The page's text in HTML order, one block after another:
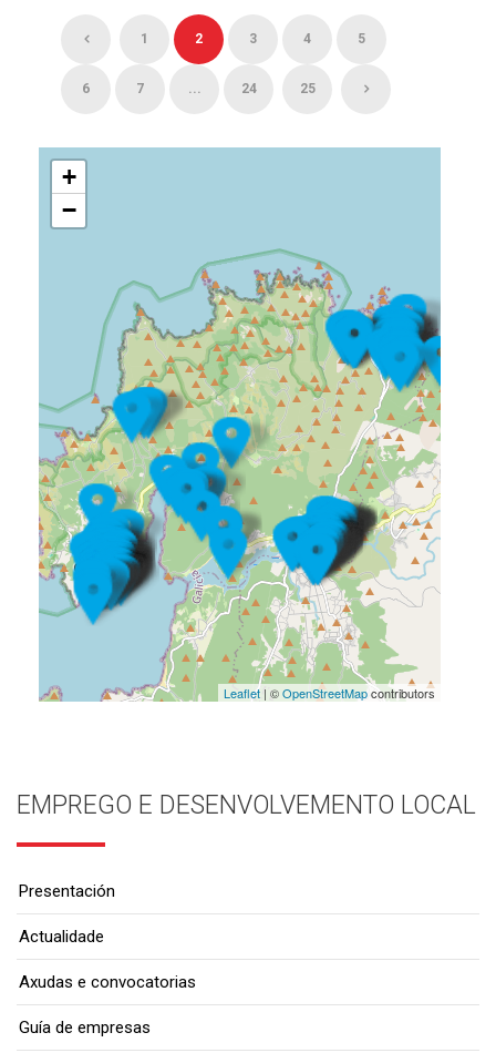
1 2 3 4 5
6 7 ... 24 25
+
−
Leaflet| ©OpenStreetMapcontributors
EMPREGO E DESENVOLVEMENTO LOCAL
Presentación
Actualidade
Axudas e convocatorias
Guía de empresas